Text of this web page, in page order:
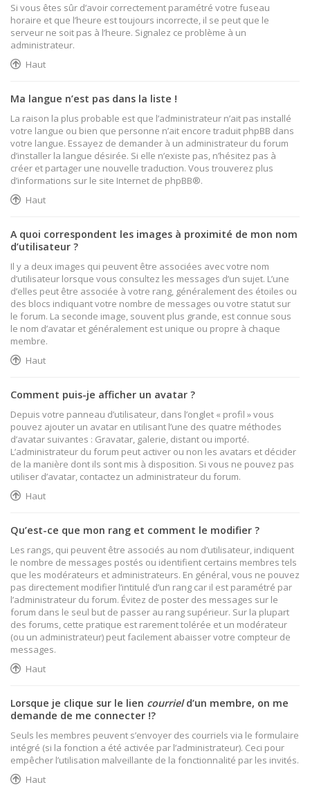
Si vous êtes sûr d’avoir correctement paramétré votre fuseau
horaire et que l’heure est toujours incorrecte, il se peut que le
serveur ne soit pas à l’heure. Signalez ce problème à un
administrateur.
Haut
Ma langue n’est pas dans la liste !
La raison la plus probable est que l’administrateur n’ait pas installé
votre langue ou bien que personne n’ait encore traduit phpBB dans
votre langue. Essayez de demander à un administrateur du forum
d’installer la langue désirée. Si elle n’existe pas, n’hésitez pas à
créer et partager une nouvelle traduction. Vous trouverez plus
d’informations sur le site Internet de phpBB®.
Haut
A quoi correspondent les images à proximité de mon nom
d’utilisateur ?
Il y a deux images qui peuvent être associées avec votre nom
d’utilisateur lorsque vous consultez les messages d’un sujet. L’une
d’elles peut être associée à votre rang, généralement des étoiles ou
des blocs indiquant votre nombre de messages ou votre statut sur
le forum. La seconde image, souvent plus grande, est connue sous
le nom d’avatar et généralement est unique ou propre à chaque
membre.
Haut
Comment puis-je afficher un avatar ?
Depuis votre panneau d’utilisateur, dans l’onglet « profil » vous
pouvez ajouter un avatar en utilisant l’une des quatre méthodes
d’avatar suivantes : Gravatar, galerie, distant ou importé.
L’administrateur du forum peut activer ou non les avatars et décider
de la manière dont ils sont mis à disposition. Si vous ne pouvez pas
utiliser d’avatar, contactez un administrateur du forum.
Haut
Qu’est-ce que mon rang et comment le modifier ?
Les rangs, qui peuvent être associés au nom d’utilisateur, indiquent
le nombre de messages postés ou identifient certains membres tels
que les modérateurs et administrateurs. En général, vous ne pouvez
pas directement modifier l’intitulé d’un rang car il est paramétré par
l’administrateur du forum. Évitez de poster des messages sur le
forum dans le seul but de passer au rang supérieur. Sur la plupart
des forums, cette pratique est rarement tolérée et un modérateur
(ou un administrateur) peut facilement abaisser votre compteur de
messages.
Haut
Lorsque je clique sur le lien courrield’un membre, on me
demande de me connecter !?
Seuls les membres peuvent s’envoyer des courriels via le formulaire
intégré (si la fonction a été activée par l’administrateur). Ceci pour
empêcher l’utilisation malveillante de la fonctionnalité par les invités.
Haut